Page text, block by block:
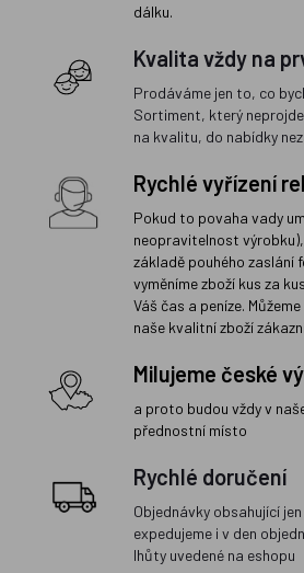
dálku.
Kvalita vždy na
Prodáváme jen to, co
Sortiment, který
na kvalitu, do nabídky
Rychlé vyřízení
Pokud to povaha vady
neopravitelnost
základě pouhého zaslání
vyměníme zboží kus za
Váš čas a peníze.
naše kvalitní zboží
Milujeme české
a proto budou vždy v
přednostní místo
Rychlé doručení
Objednávky obsahující
expedujeme i v den
lhůty uvedené na eshopu